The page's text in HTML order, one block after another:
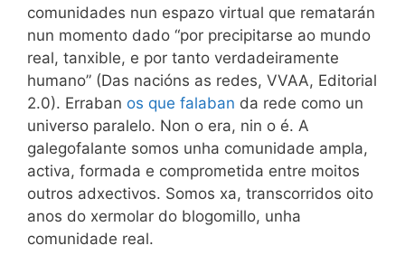
comunidades nun espazo virtual que rematarán
nun momento dado “por precipitarse ao mundo
real, tanxible, e por tanto verdadeiramente
humano” (Das nacións as redes, VVAA, Editorial
2.0). Erraban os que falaban da rede como un
universo paralelo. Non o era, nin o é. A
galegofalante somos unha comunidade ampla,
activa, formada e comprometida entre moitos
outros adxectivos. Somos xa, transcorridos oito
anos do xermolar do blogomillo, unha
comunidade real.